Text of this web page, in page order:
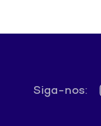
Siga-nos: